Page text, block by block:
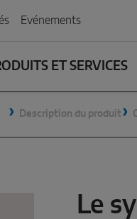
Evénements
ET SERVICES
Description du produit
Le